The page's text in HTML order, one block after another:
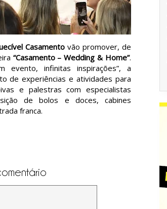
Casamento vão promover, de
“Casamento – Wedding & Home”.
infinitas inspirações”, a
de experiências e atividades para
e palestras com especialistas
de bolos e doces, cabines
franca.